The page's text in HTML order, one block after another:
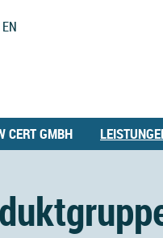
EN
CERT GMBH